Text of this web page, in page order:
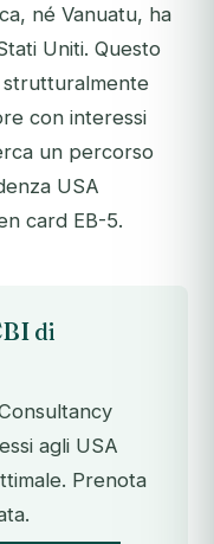
né Vanuatu, ha
Uniti. Questo
strutturalmente
con interessi
un percorso
USA
card EB-5.
di
agli USA
Prenota